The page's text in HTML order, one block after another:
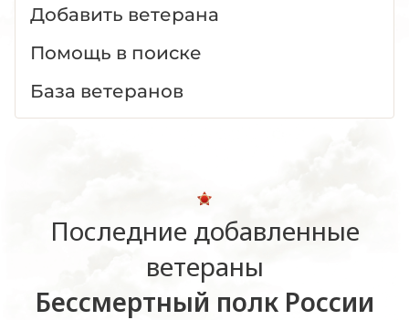
Добавить ветерана
Помощь в поиске
База ветеранов
Последние добавленные
ветераны
Бессмертный полк России